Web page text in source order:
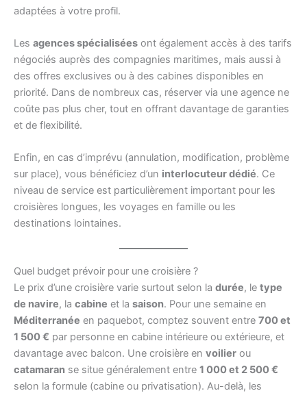
adaptées à votre profil.
Les agences spécialisées ont également accès à des tarifs
négociés auprès des compagnies maritimes, mais aussi à
des offres exclusives ou à des cabines disponibles en
priorité. Dans de nombreux cas, réserver via une agence ne
coûte pas plus cher, tout en offrant davantage de garanties
et de flexibilité.
Enfin, en cas d’imprévu (annulation, modification, problème
sur place), vous bénéficiez d’un interlocuteur dédié. Ce
niveau de service est particulièrement important pour les
croisières longues, les voyages en famille ou les
destinations lointaines.
Quel budget prévoir pour une croisière ?
Le prix d’une croisière varie surtout selon la durée, le type
de navire, la cabine et la saison. Pour une semaine en
Méditerranée en paquebot, comptez souvent entre 700 et
1 500 € par personne en cabine intérieure ou extérieure, et
davantage avec balcon. Une croisière en voilier ou
catamaran se situe généralement entre 1 000 et 2 500 €
selon la formule (cabine ou privatisation). Au-delà, les